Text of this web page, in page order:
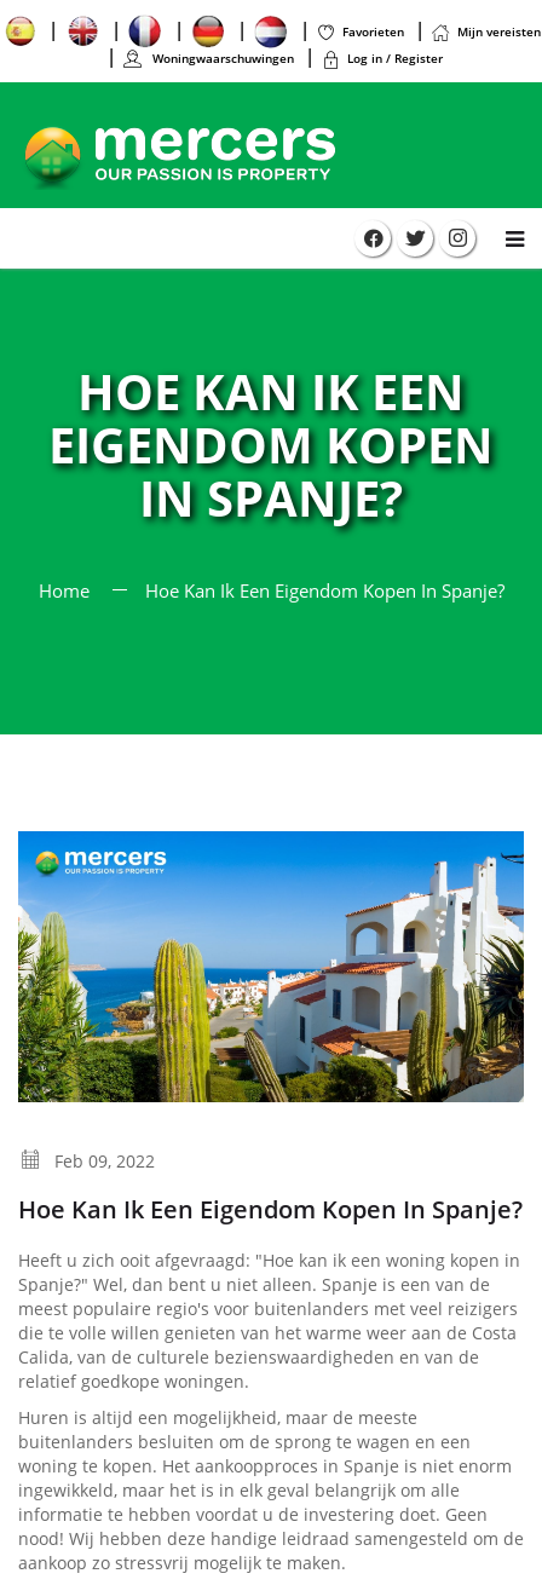
Favorieten
Mijn vereisten
Woningwaarschuwingen
Log in / Register
HOE KAN IK EEN
EIGENDOM KOPEN
IN SPANJE?
Home Hoe Kan Ik Een Eigendom Kopen In Spanje?
Feb 09, 2022
Hoe Kan Ik Een Eigendom Kopen In Spanje?
Heeft u zich ooit afgevraagd: "Hoe kan ik een woning kopen in
Spanje?" Wel, dan bent u niet alleen. Spanje is een van de
meest populaire regio's voor buitenlanders met veel reizigers
die te volle willen genieten van het warme weer aan de Costa
Calida, van de culturele bezienswaardigheden en van de
relatief goedkope woningen.
Huren is altijd een mogelijkheid, maar de meeste
buitenlanders besluiten om de sprong te wagen en een
woning te kopen. Het aankoopproces in Spanje is niet enorm
ingewikkeld, maar het is in elk geval belangrijk om alle
informatie te hebben voordat u de investering doet. Geen
nood! Wij hebben deze handige leidraad samengesteld om de
aankoop zo stressvrij mogelijk te maken.